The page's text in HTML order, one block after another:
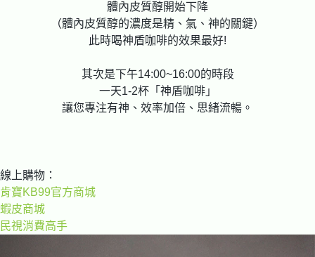
體內皮質醇開始下降
（體內皮質醇的濃度是精、氣、神的關鍵）
此時喝神盾咖啡的效果最好!
其次是下午14:00~16:00的時段
一天1-2杯「神盾咖啡」
讓您專注有神、效率加倍、思緒流暢。
線上購物：
肯寶KB99官方商城
蝦皮商城
民視消費高手